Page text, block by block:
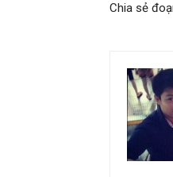
Chia sẻ